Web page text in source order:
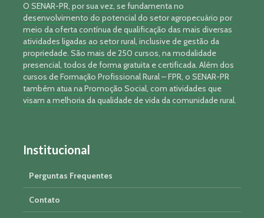
O SENAR-PR, por sua vez, se fundamenta no
desenvolvimento do potencial do setor agropecuário por
meio da oferta contínua de qualificação das mais diversas
atividades ligadas ao setor rural, inclusive de gestão da
propriedade. São mais de 250 cursos, na modalidade
presencial, todos de forma gratuita e certificada. Além dos
cursos de Formação Profissional Rural – FPR, o SENAR-PR
também atua na Promoção Social, com atividades que
visam a melhoria da qualidade de vida da comunidade rural.
Institucional
Perguntas Frequentes
Contato